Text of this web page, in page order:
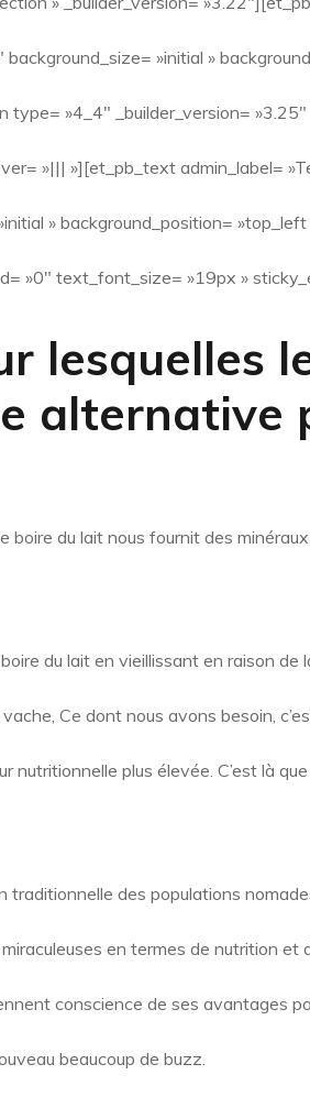
»initial »
»4_4″ _builder_version= »3.25″
»||| »][et_pb_text admin_label=
» background_position= »top_left
»0″ text_font_size= »19px »
lesquelles
alternative
boire du lait nous fournit des
du lait en vieillissant en raison de
Ce dont nous avons besoin,
plus élevée. C’est là
traditionnelle des populations
en termes de nutrition et
conscience de ses avantages
beaucoup de buzz.